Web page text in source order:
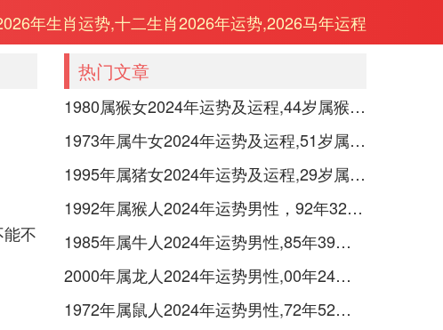
年生肖运势,十二生肖2026年运势,2026马年运程
不
热门文章
1980属猴女2024年运势及运程,44岁属猴人2024全年每月运势女性如何
1973年属牛女2024年运势及运程,51岁属牛人2024全年每月运势女性如何
1995年属猪女2024年运势及运程,29岁属猪人2024全年每月运势女性如何
1992年属猴人2024年运势男性，92年32岁属猴男2024年每月运程怎么样
1985年属牛人2024年运势男性,85年39岁属牛男2024年每月运程怎么样
2000年属龙人2024年运势男性,00年24岁属龙男2024年每月运程怎么样
1972年属鼠人2024年运势男性,72年52岁属鼠男2024年每月运程怎么样